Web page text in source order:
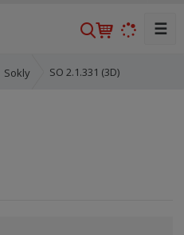
V
h
☰
Sokly SO 2.1.331 (3D)